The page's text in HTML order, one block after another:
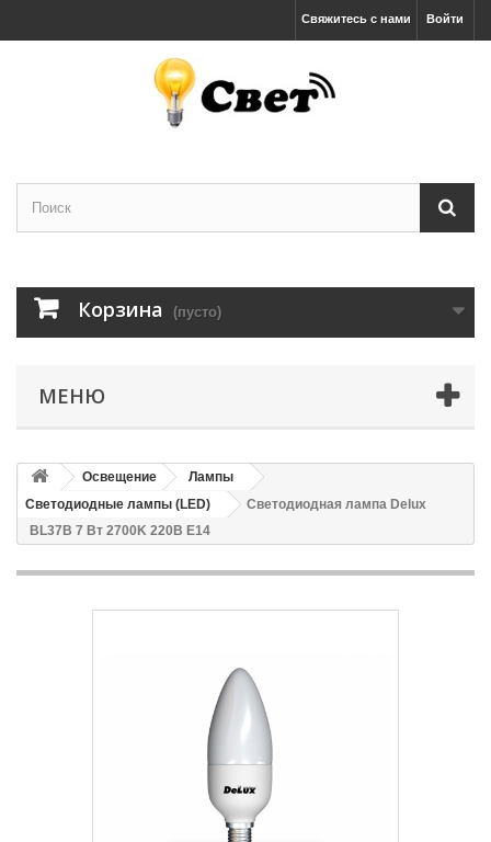
Войти
Свяжитесь с нами
Корзина (пусто)
МЕНЮ
Освещение
Лампы
Светодиодные лампы (LED)
Светодиодная лампа Delux
BL37B 7 Вт 2700K 220В E14